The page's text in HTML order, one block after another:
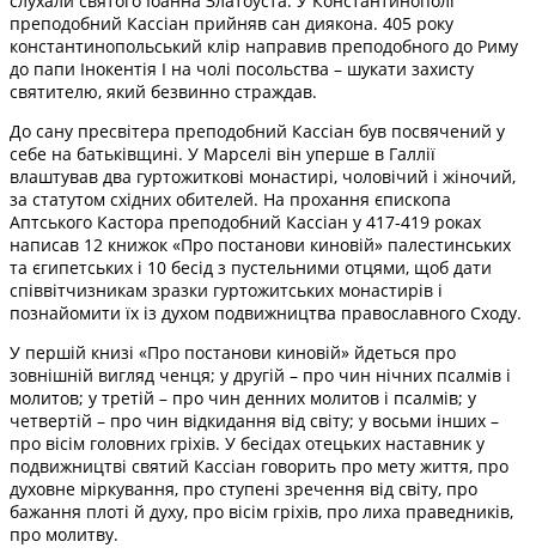
преподобний Кассіан прийняв сан диякона. 405 року
константинопольський клір направив преподобного до Риму
до папи Інокентія I на чолі посольства – шукати захисту
святителю, який безвинно страждав.
До сану пресвітера преподобний Кассіан був посвячений у
себе на батьківщині. У Марселі він уперше в Галлії
влаштував два гуртожиткові монастирі, чоловічий і жіночий,
за статутом східних обителей. На прохання єпископа
Аптського Кастора преподобний Кассіан у 417-419 роках
написав 12 книжок «Про постанови киновій» палестинських
та єгипетських і 10 бесід з пустельними отцями, щоб дати
співвітчизникам зразки гуртожитських монастирів і
познайомити їх із духом подвижництва православного Сходу.
У першій книзі «Про постанови киновій» йдеться про
зовнішній вигляд ченця; у другій – про чин нічних псалмів і
молитов; у третій – про чин денних молитов і псалмів; у
четвертій – про чин відкидання від світу; у восьми інших –
про вісім головних гріхів. У бесідах отецьких наставник у
подвижництві святий Кассіан говорить про мету життя, про
духовне міркування, про ступені зречення від світу, про
бажання плоті й духу, про вісім гріхів, про лиха праведників,
про молитву.